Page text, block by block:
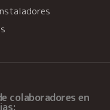
colaboradores en